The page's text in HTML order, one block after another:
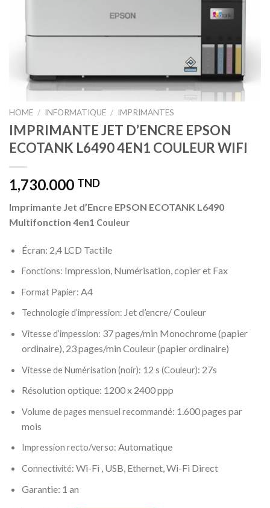
HOME / INFORMATIQUE / IMPRIMANTES
IMPRIMANTE JET D’ENCRE EPSON
ECOTANK L6490 4EN1 COULEUR WIFI
1,730.000 TND
Imprimante Jet d’Encre EPSON ECOTANK L6490
Multifonction 4en1 Couleur
Écran: 2,4 LCD Tactile
Fonctions: Impression, Numérisation, copier et Fax
Format Papier: A4
Technologie d’impression: Jet d’encre/ Couleur
Vitesse d’impession: 37 pages/min Monochrome (papier
ordinaire), 23 pages/min Couleur (papier ordinaire)
Vitesse de Numérisation (noir): 12 s (Couleur): 27s
Résolution optique: 1200 x 2400 ppp
Volume de pages mensuel recommandé: 1.600 pages par
mois
Impression recto/verso: Automatique
Connectivité: Wi-Fi , USB, Ethernet, Wi-Fi Direct
Garantie: 1 an